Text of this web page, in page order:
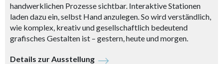
handwerklichen Prozesse sichtbar. Interaktive Stationen
laden dazu ein, selbst Hand anzulegen. So wird verständlich,
wie komplex, kreativ und gesellschaftlich bedeutend
grafisches Gestalten ist – gestern, heute und morgen.
Details zur Ausstellung